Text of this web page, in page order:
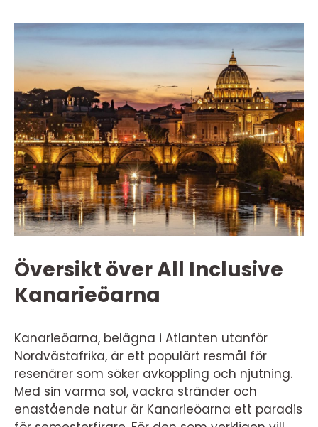
Översikt över All Inclusive
Kanarieöarna
Kanarieöarna, belägna i Atlanten utanför
Nordvästafrika, är ett populärt resmål för
resenärer som söker avkoppling och njutning.
Med sin varma sol, vackra stränder och
enastående natur är Kanarieöarna ett paradis